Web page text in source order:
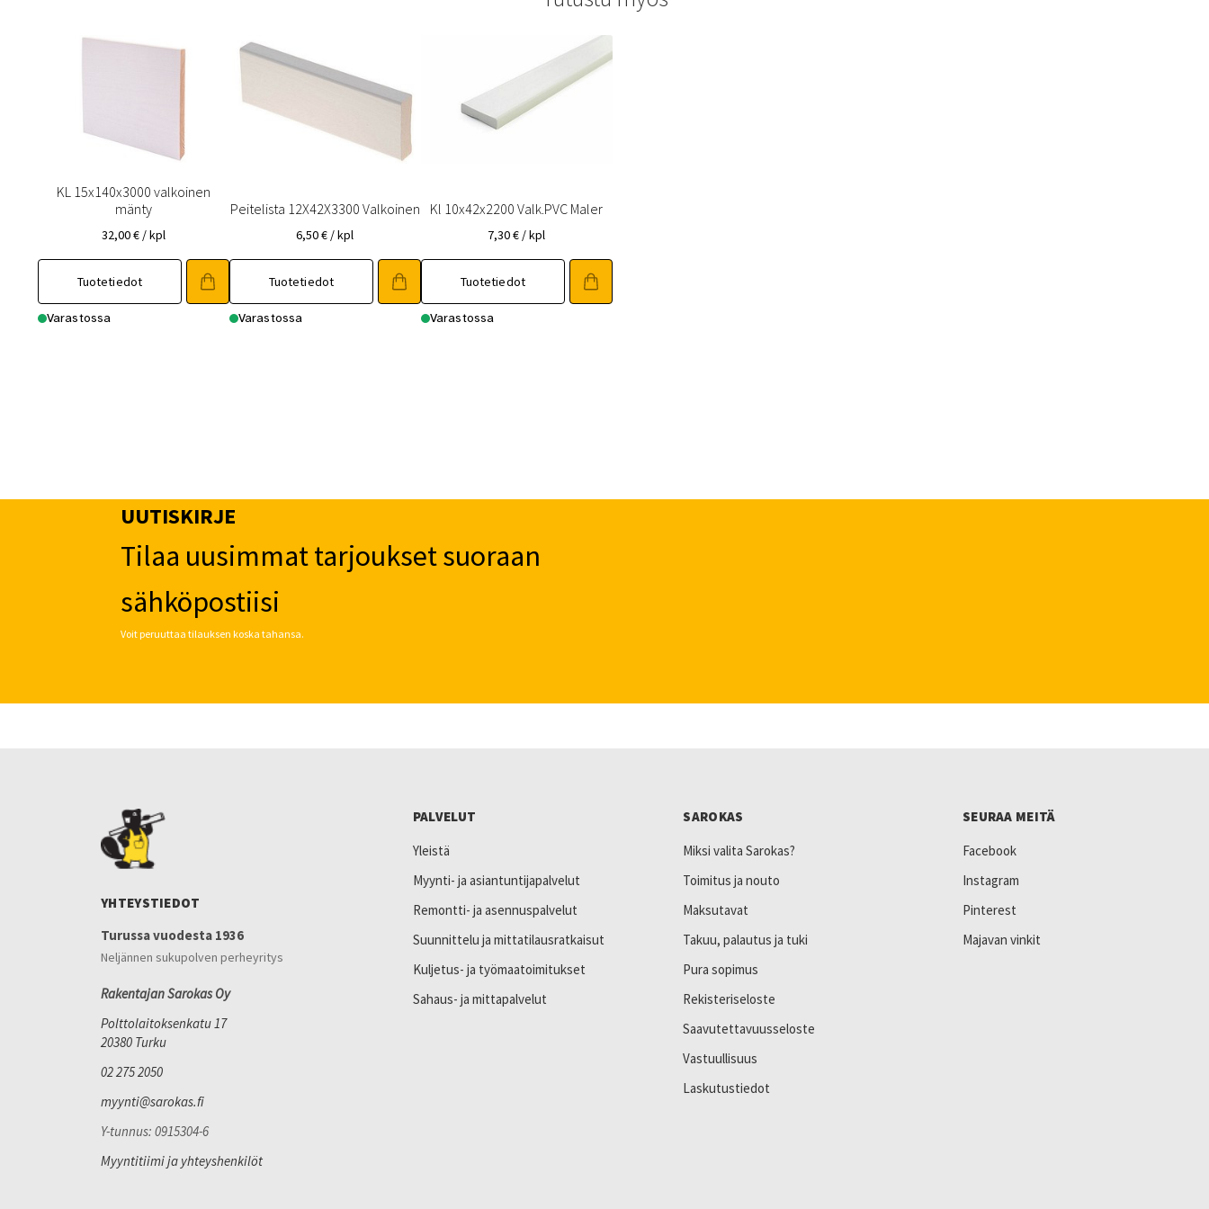
KL 15x140x3000 valkoinen
mänty
32,00€ / kpl
Tuotetiedot
Varastossa
Peitelista 12X42X3300 Valkoinen
6,50€ / kpl
Tuotetiedot
Varastossa
Kl 10x42x2200 Valk.PVC Maler
7,30€ / kpl
Tuotetiedot
Varastossa
UUTISKIRJE
Tilaa uusimmat tarjoukset suoraan
sähköpostiisi
Voit peruuttaa tilauksen koska tahansa.
YHTEYSTIEDOT
Turussa vuodesta 1936
Neljännen sukupolven perheyritys
Rakentajan Sarokas Oy
Polttolaitoksenkatu 17
20380 Turku
02 275 2050
myynti@sarokas.fi
Y-tunnus: 0915304-6
Myyntitiimi ja yhteyshenkilöt
PALVELUT
Yleistä
Myynti- ja asiantuntijapalvelut
Remontti- ja asennuspalvelut
Suunnittelu ja mittatilausratkaisut
Kuljetus- ja työmaatoimitukset
Sahaus- ja mittapalvelut
SAROKAS
Miksi valita Sarokas?
Toimitus ja nouto
Maksutavat
Takuu, palautus ja tuki
Pura sopimus
Rekisteriseloste
Saavutettavuusseloste
Vastuullisuus
Laskutustiedot
SEURAA MEITÄ
Facebook
Instagram
Pinterest
Majavan vinkit